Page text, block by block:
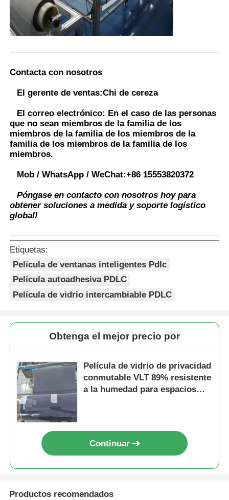
Contacta con nosotros
El gerente de ventas:Chi de cereza
El correo electrónico: En el caso de las personas
que no sean miembros de la familia de los
miembros de la familia de los miembros de la
familia de los miembros de la familia de los
miembros.
Mob / WhatsApp / WeChat:+86 15553820372
Póngase en contacto con nosotros hoy para
obtener soluciones a medida y soporte logístico
global!
Etiquetas:
Película de ventanas inteligentes Pdlc
Película autoadhesiva PDLC
Película de vidrio intercambiable PDLC
Obtenga el mejor precio por
Película de vidrio de privacidad
conmutable VLT 89% resistente
a la humedad para espacios
Continuar
Productos recomendados